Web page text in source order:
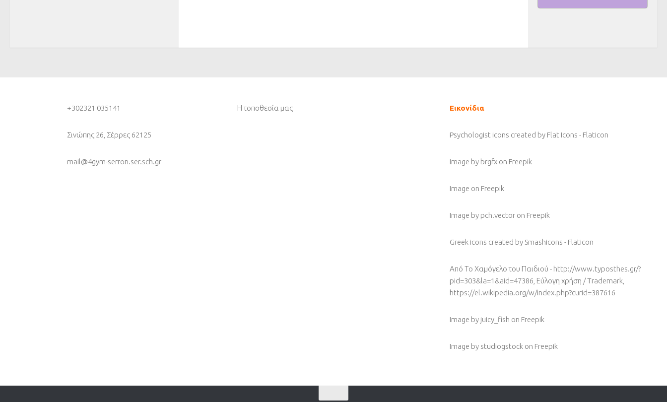
+302321 035141
Σινώπης 26, Σέρρες 62125
mail@4gym-serron.ser.sch.gr
Η τοποθεσία μας Εικονίδια
Psychologist icons created by Flat Icons - Flaticon
Image by brgfxon Freepik
Image on Freepik
Image by pch.vectoron Freepik
Greek icons created by Smashicons - Flaticon
Από Το Χαμόγελο του Παιδιού - http://www.typosthes.gr/?
pid=303&la=1&aid=47386, Εύλογη χρήση / Trademark,
https://el.wikipedia.org/w/index.php?curid=387616
Image by juicy_fish on Freepik
Image by studiogstock on Freepik